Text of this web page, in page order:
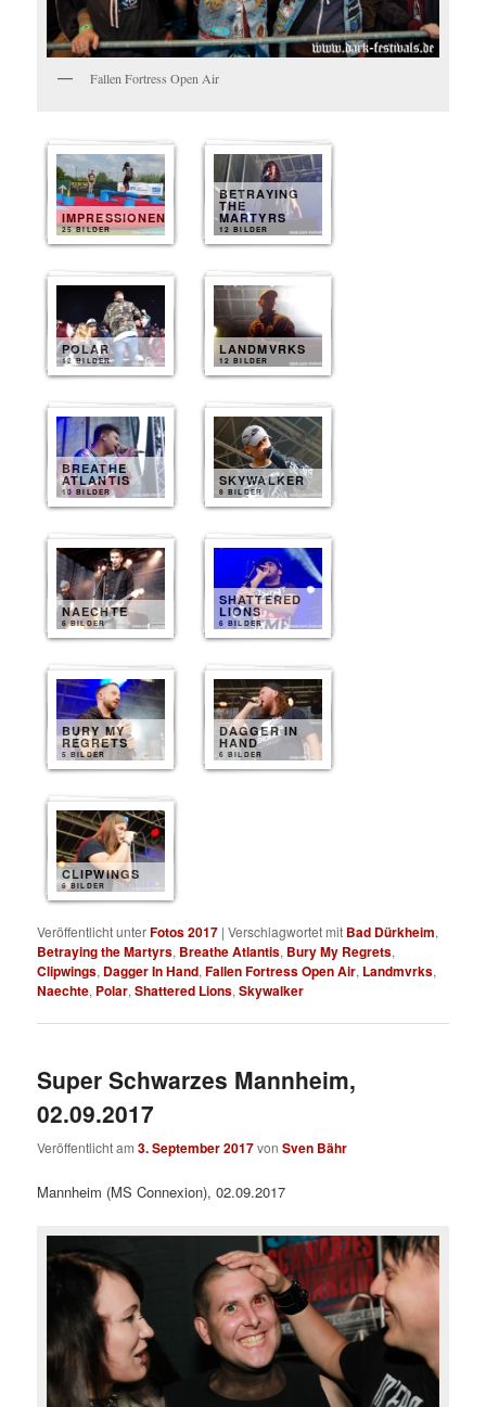
Fallen Fortress Open Air
IMPRESSIONEN
25 BILDER
BETRAYING
THE
MARTYRS
12 BILDER
POLAR
12 BILDER
LANDMVRKS
12 BILDER
BREATHE
ATLANTIS
10 BILDER
SKYWALKER
8 BILDER
NAECHTE
6 BILDER
SHATTERED
LIONS
6 BILDER
BURY MY
REGRETS
5 BILDER
DAGGER IN
HAND
6 BILDER
CLIPWINGS
6 BILDER
Veröffentlicht unterFotos 2017 |Verschlagwortet mit Bad Dürkheim,
Betraying the Martyrs, Breathe Atlantis, Bury My Regrets,
Clipwings, Dagger In Hand,Fallen Fortress Open Air, Landmvrks,
Naechte, Polar,Shattered Lions,Skywalker
Super Schwarzes Mannheim,
02.09.2017
Veröffentlicht am3. September 2017vonSven Bähr
Mannheim (MS Connexion), 02.09.2017